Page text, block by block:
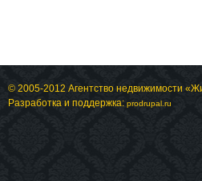
© 2005-2012 Агентство недвижимости
Разработка и поддержка: prodrupal.ru